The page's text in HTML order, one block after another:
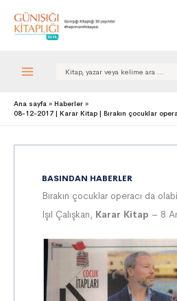
Search
Ana sayfa
Haberler
08-12-2017 | Karar Kitap | Bırakın çocuklar
BASINDAN HABERLER
Bırakın çocuklar operacı da
Işıl Çalışkan, Karar Kitap – 8